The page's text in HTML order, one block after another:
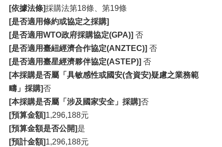
[依據法條]採購法第18條、第19條
[是否適用條約或協定之採購]
[是否適用WTO政府採購協定(GPA)] 否
[是否適用臺紐經濟合作協定(ANZTEC)] 否
[是否適用臺星經濟夥伴協定(ASTEP)] 否
[本採購是否屬「具敏感性或國安(含資安)疑慮之業務範
疇」採購]否
[本採購是否屬「涉及國家安全」採購]否
[預算金額]1,296,188元
[預算金額是否公開]是
[預計金額]1,296,188元